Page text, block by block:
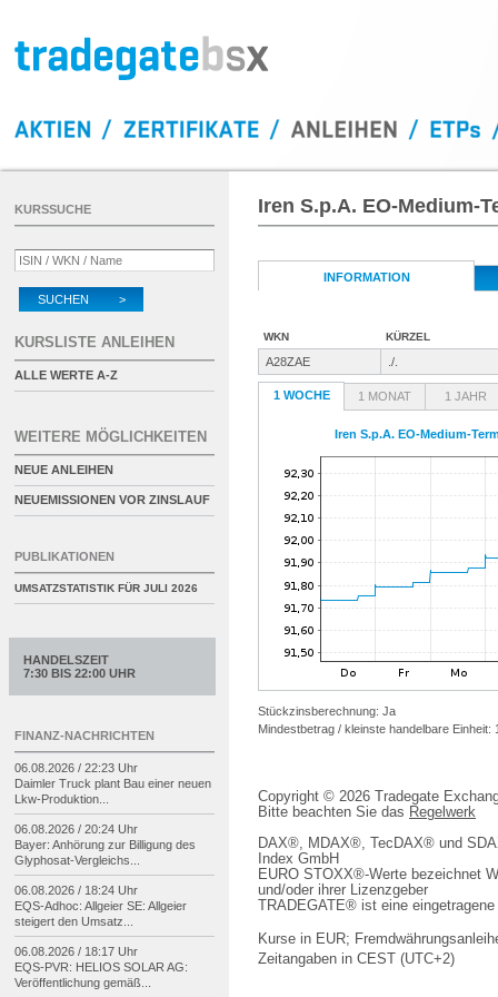
Iren S.p.A. EO-Medium-
INFORMATION
WKN KÜRZEL
A28ZAE ./.
1 WOCHE 1 MONAT 1 JAHR
Iren S.p.A. EO-Medium-
Stückzinsberechnung: Ja
Mindestbetrag / kleinste handelbare Einheit:
Copyright © 2026 Tradegate
Bitte beachten Sie das Regelwerk
DAX®, MDAX®, TecDAX® und
Index GmbH
EURO STOXX®-Werte bezeichnet
und/oder ihrer Lizenzgeber
TRADEGATE® ist eine
Kurse in EUR;
Zeitangaben in CEST (UTC+2)
KURSSUCHE
SUCHEN >
KURSLISTE ANLEIHEN
ALLE WERTE A-Z
WEITERE MÖGLICHKEITEN
NEUE ANLEIHEN
NEUEMISSIONEN VOR ZINSLAUF
PUBLIKATIONEN
UMSATZSTATISTIK FÜR JULI 2026
HANDELSZEIT
7:30 BIS 22:00 UHR
FINANZ-NACHRICHTEN
06.08.2026 / 22:23 Uhr
Daimler Truck plant Bau einer neuen
Lkw-Produktion...
06.08.2026 / 20:24 Uhr
Bayer: Anhörung zur Billigung des
Glyphosat-Vergleichs...
06.08.2026 / 18:24 Uhr
EQS-Adhoc: Allgeier SE: Allgeier
steigert den Umsatz...
06.08.2026 / 18:17 Uhr
EQS-PVR: HELIOS SOLAR AG:
Veröffentlichung gemäß...